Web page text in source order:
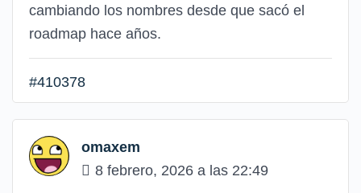
cambiando los nombres desde que sacó el
roadmap hace años.
#410378
omaxem
8 febrero, 2026 a las 22:49